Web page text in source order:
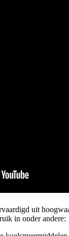
uit
in onder andere: